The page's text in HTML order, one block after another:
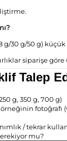
g/30 g/50 g)
siparişe göre
Talep
g, 350 g, 700 g)
fotoğrafı
/ tekrar
mu?